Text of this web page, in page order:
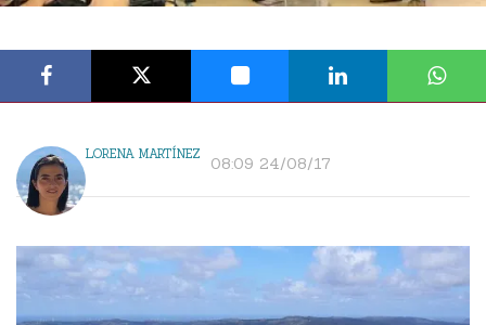
LORENA MARTÍNEZ 08:09 24/08/17